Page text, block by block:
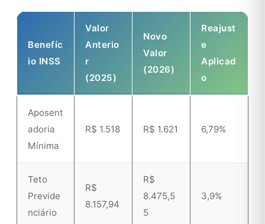
Benefíc
io INSS
Valor
Anterio
r
(2025)
Novo
Valor
(2026)
Reajust
e
Aplicad
o
Aposent
adoria
Mínima
R$ 1.518 R$ 1.621 6,79%
Teto
Previde
nciário
R$
8.157,94
R$
8.475,5
5
3,9%